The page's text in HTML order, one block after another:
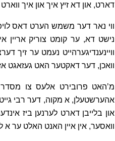
דארט, און דא זיץ איך און איך
ווי נאר דער משמש הערט דאס
נישט דא, ער קומט צוריק אריין
וויינענדיגערהייט נעמט ער זיך
וואכן, דער דאקטער האט געזאגט
מ’האט פרובירט אלעס צו מסדר
אהערשטעלן, א מקוה, דער רבי גייט
און בלייבן דארט לערנען ביז
וואסער, אין איין האנט האלט ער א